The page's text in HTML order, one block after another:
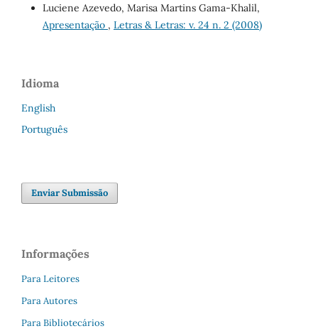
Luciene Azevedo, Marisa Martins Gama-Khalil,
Apresentação , Letras & Letras: v. 24 n. 2 (2008)
Idioma
English
Português
Enviar Submissão
Informações
Para Leitores
Para Autores
Para Bibliotecários